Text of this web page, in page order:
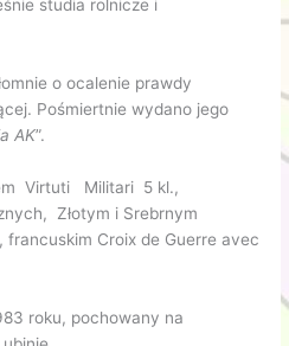
studia rolnicze i
o ocalenie prawdy
Pośmiertnie wydano jego
AK”.
Militari 5 kl.,
Złotym i Srebrnym
francuskim Croix de Guerre avec
roku, pochowany na